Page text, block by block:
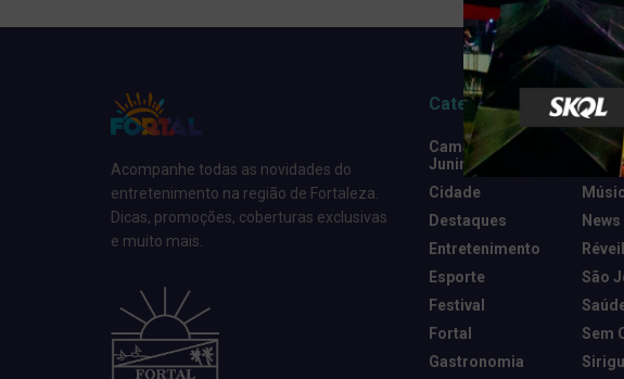
Acompanhe todas as novidades do
entretenimento na região de Fortaleza.
Dicas, promoções, coberturas exclusivas
e muito mais.
Categorias
Camarote Vip
Junino
Cidade
Destaques
Entretenimento
Esporte
Festival
Fortal
Gastronomia
São
Sem